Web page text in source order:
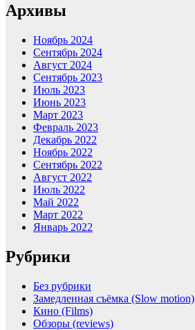
Архивы
Ноябрь 2024
Сентябрь 2024
Август 2024
Сентябрь 2023
Июль 2023
Июнь 2023
Март 2023
Февраль 2023
Декабрь 2022
Ноябрь 2022
Сентябрь 2022
Август 2022
Июль 2022
Май 2022
Март 2022
Январь 2022
Рубрики
Без рубрики
Замедленная съёмка (Slow motion)
Кино (Films)
Обзоры (reviews)